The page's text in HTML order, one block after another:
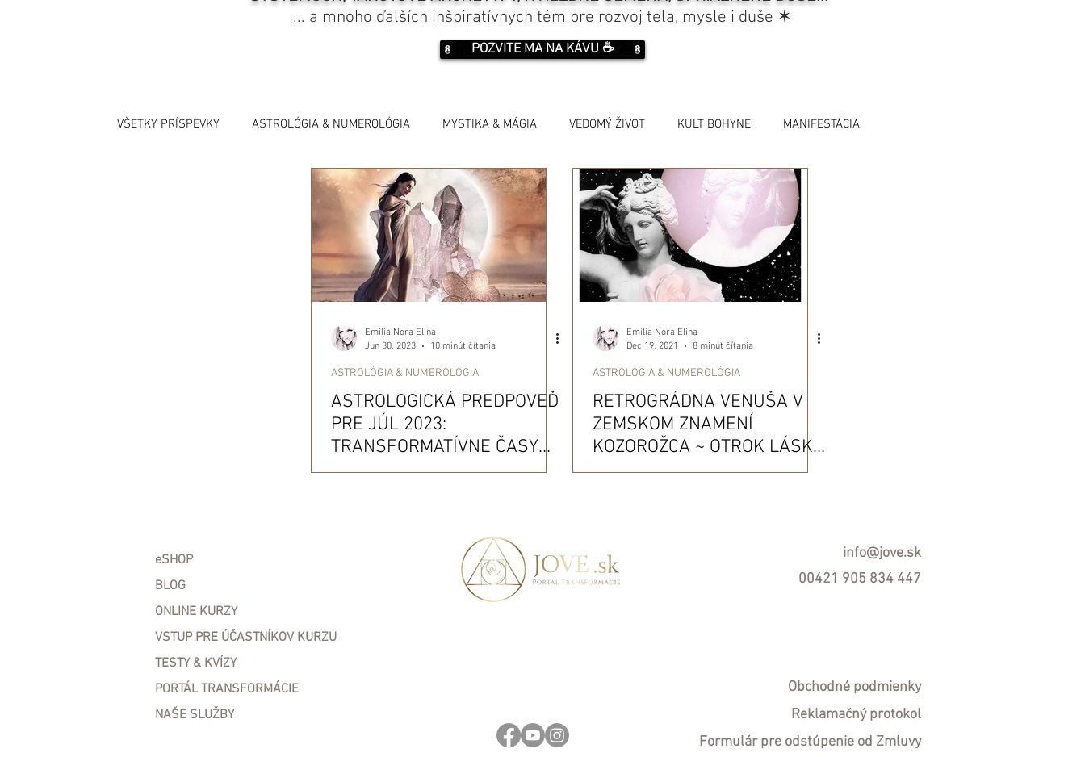
... a mnoho ďalších inšpiratívnych tém pre rozvoj tela, mysle i duše ✶
POZVITE MA NA KÁVU ☕️
VŠETKY PRÍSPEVKY ASTROLÓGIA & NUMEROLÓGIA MYSTIKA & MÁGIA VEDOMÝ ŽIVOT KULT BOHYNE MANIFESTÁCIA
Emilia Nora Elina
Jun 30, 2023
10 minút čítania
ASTROLÓGIA & NUMEROLÓGIA
ASTROLOGICKÁ PREDPOVEĎ
PRE JÚL 2023:
TRANSFORMATÍVNE ČASY
NA KOZMICKOM HORIZONTE
Emilia Nora Elina
Dec 19, 2021
8 minút čítania
ASTROLÓGIA & NUMEROLÓGIA
RETROGRÁDNA VENUŠA V
ZEMSKOM ZNAMENÍ
KOZOROŽCA ~ OTROK LÁSKY
(19.12.2021- 29.1.2022)
eSHOP
BLOG
ONLINE KURZY
VSTUP PRE ÚČASTNÍKOV KURZU
TESTY & KVÍZY
PORTÁL TRANSFORMÁCIE
NAŠE SLUŽBY
info@jove.sk
00421 905 834 447
Obchodné podmienky
Reklamačný protokol
Formulár pre odstúpenie od Zmluvy